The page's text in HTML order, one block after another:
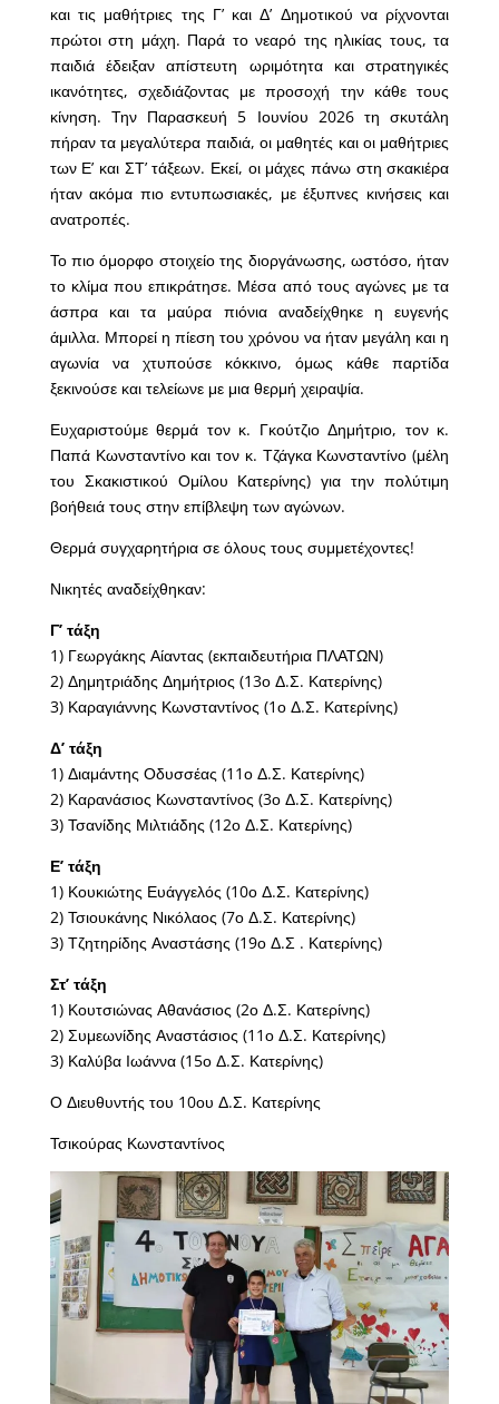
και τις μαθήτριες της Γ’ και Δ’ Δημοτικού να ρίχνονται
πρώτοι στη μάχη. Παρά το νεαρό της ηλικίας τους, τα
παιδιά έδειξαν απίστευτη ωριμότητα και στρατηγικές
ικανότητες, σχεδιάζοντας με προσοχή την κάθε τους
κίνηση. Την Παρασκευή 5 Ιουνίου 2026 τη σκυτάλη
πήραν τα μεγαλύτερα παιδιά, οι μαθητές και οι μαθήτριες
των Ε’ και ΣΤ’ τάξεων. Εκεί, οι μάχες πάνω στη σκακιέρα
ήταν ακόμα πιο εντυπωσιακές, με έξυπνες κινήσεις και
ανατροπές.
Το πιο όμορφο στοιχείο της διοργάνωσης, ωστόσο, ήταν
το κλίμα που επικράτησε. Μέσα από τους αγώνες με τα
άσπρα και τα μαύρα πιόνια αναδείχθηκε η ευγενής
άμιλλα. Μπορεί η πίεση του χρόνου να ήταν μεγάλη και η
αγωνία να χτυπούσε κόκκινο, όμως κάθε παρτίδα
ξεκινούσε και τελείωνε με μια θερμή χειραψία.
Ευχαριστούμε θερμά τον κ. Γκούτζιο Δημήτριο, τον κ.
Παπά Κωνσταντίνο και τον κ. Τζάγκα Κωνσταντίνο (μέλη
του Σκακιστικού Ομίλου Κατερίνης) για την πολύτιμη
βοήθειά τους στην επίβλεψη των αγώνων.
Θερμά συγχαρητήρια σε όλους τους συμμετέχοντες!
Νικητές αναδείχθηκαν:
Γ’ τάξη
1) Γεωργάκης Αίαντας (εκπαιδευτήρια ΠΛΑΤΩΝ)
2) Δημητριάδης Δημήτριος (13ο Δ.Σ. Κατερίνης)
3) Καραγιάννης Κωνσταντίνος (1ο Δ.Σ. Κατερίνης)
Δ’ τάξη
1) Διαμάντης Οδυσσέας (11ο Δ.Σ. Κατερίνης)
2) Καρανάσιος Κωνσταντίνος (3ο Δ.Σ. Κατερίνης)
3) Τσανίδης Μιλτιάδης (12ο Δ.Σ. Κατερίνης)
Ε’ τάξη
1) Κουκιώτης Ευάγγελός (10ο Δ.Σ. Κατερίνης)
2) Τσιουκάνης Νικόλαος (7ο Δ.Σ. Κατερίνης)
3) Τζητηρίδης Αναστάσης (19ο Δ.Σ . Κατερίνης)
Στ’ τάξη
1) Κουτσιώνας Αθανάσιος (2ο Δ.Σ. Κατερίνης)
2) Συμεωνίδης Αναστάσιος (11ο Δ.Σ. Κατερίνης)
3) Καλύβα Ιωάννα (15ο Δ.Σ. Κατερίνης)
Ο Διευθυντής του 10ου Δ.Σ. Κατερίνης
Τσικούρας Κωνσταντίνος